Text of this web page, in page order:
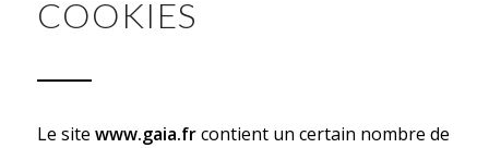
COOKIES
Le site www.gaia.frcontient un certain nombre de